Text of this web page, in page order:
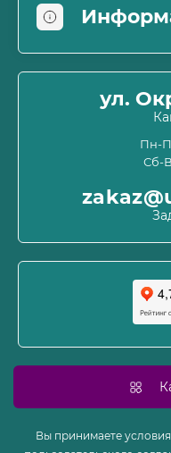
Информация о
Пользовательское
Политика
Связаться с нами
Карта сайта
Производители
ул.
Пн-
Сб-
Вы принимаете